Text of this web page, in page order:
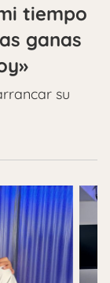
tiempo
ganas
su